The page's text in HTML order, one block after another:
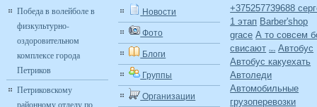
Победа в волейболе в
физкультурно-
оздоровительном
комплексе города
Петриков
Петриковскому
районному отделу по
Новости
Фото
Блоги
Группы
Организации
+375257739688
1 этап Barber'shop
grace А то совсем
свисают
Авто
Автобус
Автобус какуехать
Автоледи
Автомобильные
грузоперевозки